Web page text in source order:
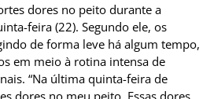
dores no peito durante a
feira (22). Segundo ele, os
de forma leve há algum tempo,
em meio à rotina intensa de
“Na última quinta-feira de
dores no meu peito. Essas dores